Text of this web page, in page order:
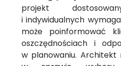
projekt
i indywidualnych
może poinformować
oszczędnościach i
w planowaniu. Architekt